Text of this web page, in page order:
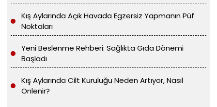
Kış Aylarında Açık Havada Egzersiz Yapmanın Püf
Noktaları
Yeni Beslenme Rehberi: Sağlıkta Gıda Dönemi
Başladı
Kış Aylarında Cilt Kuruluğu Neden Artıyor, Nasıl
Önlenir?